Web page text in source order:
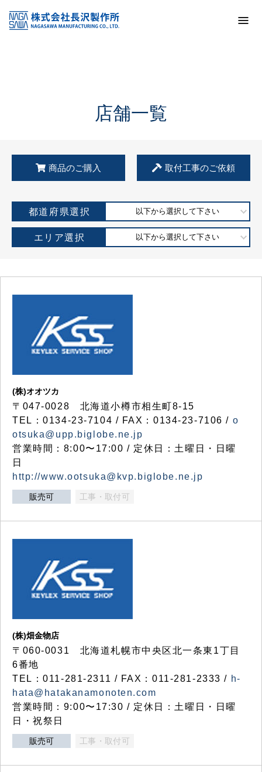
KSS加盟店・取扱店情報
店舗一覧
店舗一覧
商品のご購入 取付工事のご依頼
都道府県選択 以下から選択して下さい
エリア選択 以下から選択して下さい
(株)オオツカ
〒047-0028 北海道小樽市相生町8-15
TEL：0134-23-7104 / FAX：0134-23-7106 / o
otsuka@upp.biglobe.ne.jp
営業時間：8:00〜17:00 / 定休日：土曜日・日曜
日
http://www.ootsuka@kvp.biglobe.ne.jp
販売可 工事・取付可
(株)畑金物店
〒060-0031 北海道札幌市中央区北一条東1丁目
6番地
TEL：011-281-2311 / FAX：011-281-2333 / h-
hata@hatakanamonoten.com
営業時間：9:00〜17:30 / 定休日：土曜日・日曜
日・祝祭日
販売可 工事・取付可